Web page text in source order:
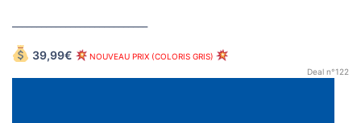
39,99€
NOUVEAU PRIX (COLORIS GRIS)
Deal n°122